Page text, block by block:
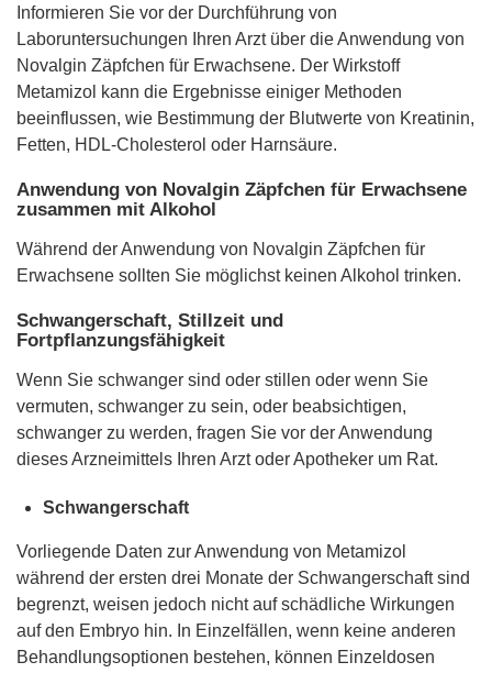
Informieren Sie vor der Durchführung von
Laboruntersuchungen Ihren Arzt über die Anwendung von
Novalgin Zäpfchen für Erwachsene. Der Wirkstoff
Metamizol kann die Ergebnisse einiger Methoden
beeinflussen, wie Bestimmung der Blutwerte von Kreatinin,
Fetten, HDL-Cholesterol oder Harnsäure.
Anwendung von Novalgin Zäpfchen für Erwachsene
zusammen mit Alkohol
Während der Anwendung von Novalgin Zäpfchen für
Erwachsene sollten Sie möglichst keinen Alkohol trinken.
Schwangerschaft, Stillzeit und
Fortpflanzungsfähigkeit
Wenn Sie schwanger sind oder stillen oder wenn Sie
vermuten, schwanger zu sein, oder beabsichtigen,
schwanger zu werden, fragen Sie vor der Anwendung
dieses Arzneimittels Ihren Arzt oder Apotheker um Rat.
Schwangerschaft
Vorliegende Daten zur Anwendung von Metamizol
während der ersten drei Monate der Schwangerschaft sind
begrenzt, weisen jedoch nicht auf schädliche Wirkungen
auf den Embryo hin. In Einzelfällen, wenn keine anderen
Behandlungsoptionen bestehen, können Einzeldosen